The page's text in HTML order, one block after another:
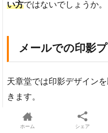
い方ではないでしょうか。
メールでの印影
天章堂では印影デザイン
きます。
それ自体は便利で良いと
ホーム シェア